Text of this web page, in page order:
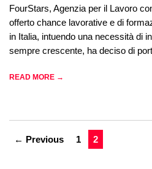
FourStars, Agenzia per il Lavoro
offerto chance lavorative e di
in Italia, intuendo una necessità di
sempre crescente, ha deciso di
READ MORE →
← Previous 1 2